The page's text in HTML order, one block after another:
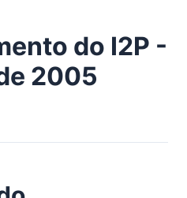
do I2P -
2005